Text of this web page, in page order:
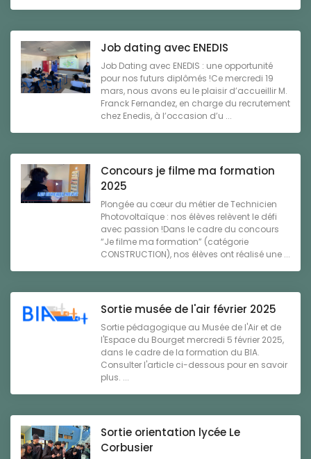
Job dating avec ENEDIS
Job Dating avec ENEDIS : une opportunité
pour nos futurs diplômés !Ce mercredi 19
mars, nous avons eu le plaisir d’accueillir M.
Franck Fernandez, en charge du recrutement
chez Enedis, à l’occasion d’u ...
Concours je filme ma formation
2025
Plongée au cœur du métier de Technicien
Photovoltaïque : nos élèves relèvent le défi
avec passion !Dans le cadre du concours
“Je filme ma formation” (catégorie
CONSTRUCTION), nos élèves ont réalisé une ...
Sortie musée de l'air février 2025
Sortie pédagogique au Musée de l'Air et de
l'Espace du Bourget mercredi 5 février 2025,
dans le cadre de la formation du BIA.
Consulter l'article ci-dessous pour en savoir
plus. ...
Sortie orientation lycée Le
Corbusier